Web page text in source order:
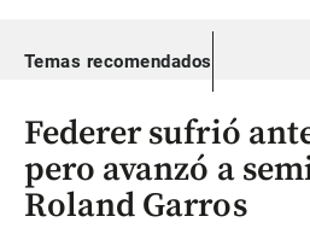
Temas recomendados
Federer sufrió
pero avanzó a
Roland Garros